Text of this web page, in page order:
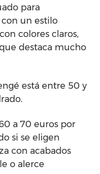
para
un estilo
colores claros,
destaca mucho
está entre 50 y
a 70 euros por
si se eligen
con acabados
o alerce